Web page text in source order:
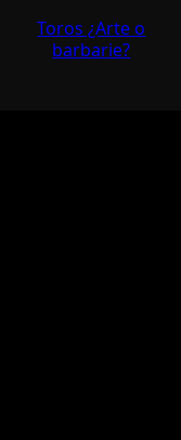
Toros ¿Arte o
barbarie?